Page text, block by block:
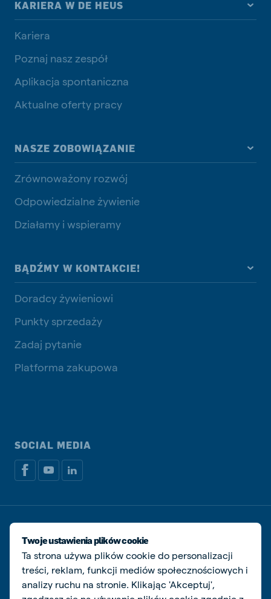
KARIERA W DE HEUS
Kariera
Poznaj nasz zespół
Aplikacja spontaniczna
Aktualne oferty pracy
NASZE ZOBOWIĄZANIE
Zrównoważony rozwój
Odpowiedzialne żywienie
Działamy i wspieramy
BĄDŹMY W KONTAKCIE!
Doradcy żywieniowi
Punkty sprzedaży
Zadaj pytanie
Platforma zakupowa
SOCIAL MEDIA
Polityka prywatności i plików cookie
Zarządzaj ciasteczkami
© De Heus Animal Nutrition
Twoje ustawienia plików cookie
Ta strona używa plików cookie do personalizacji
treści, reklam, funkcji mediów społecznościowych i
analizy ruchu na stronie. Klikając 'Akceptuj',